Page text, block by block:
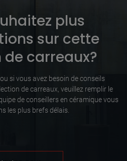
plus
sur cette
carreaux?
si vous avez besoin de conseils
de carreaux, veuillez remplir le
de conseillers en céramique vous
les plus brefs délais.